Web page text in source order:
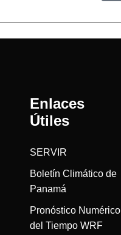
Enlaces
Útiles
SERVIR
Boletín Climático de
Panamá
Pronóstico Numérico
del Tiempo WRF